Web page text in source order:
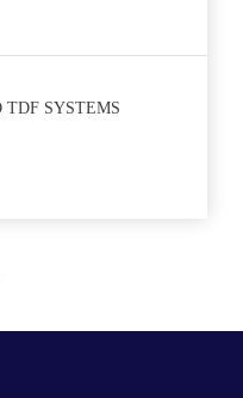
SYSTEMS